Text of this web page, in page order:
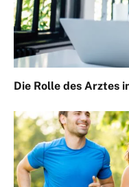
Die Rolle des Arztes